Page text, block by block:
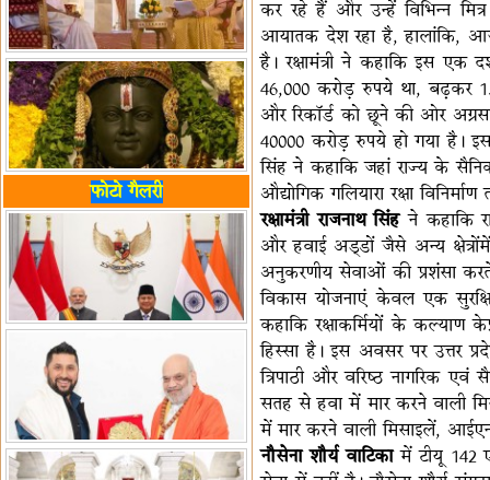
फोटो गैलरी
कर रहे हैं और उन्हें विभिन्न
आयातक देश रहा है, हालांकि, आज
है। रक्षामंत्री ने कहाकि इस एक
46,000 करोड़ रुपये था,
और रिकॉर्ड को छूने की ओर
40000 करोड़ रुपये हो गया है।
सिंह ने कहाकि जहां राज्य के
औद्योगिक गलियारा रक्षा
रक्षामंत्री राजनाथ सिंहने कहाकि
और हवाई अड्डों जैसे अन्य
अनुकरणीय सेवाओं की प्रशंसा करते
विकास योजनाएं केवल एक
कहाकि रक्षाकर्मियों के कल्याण
हिस्सा है। इस अवसर पर उत्तर
त्रिपाठी और वरिष्ठ नागरिक एवं
सतह से हवा में मार करने वाली
में मार करने वाली मिसाइलें,
नौसेना शौर्य वाटिकामें टीयू 142